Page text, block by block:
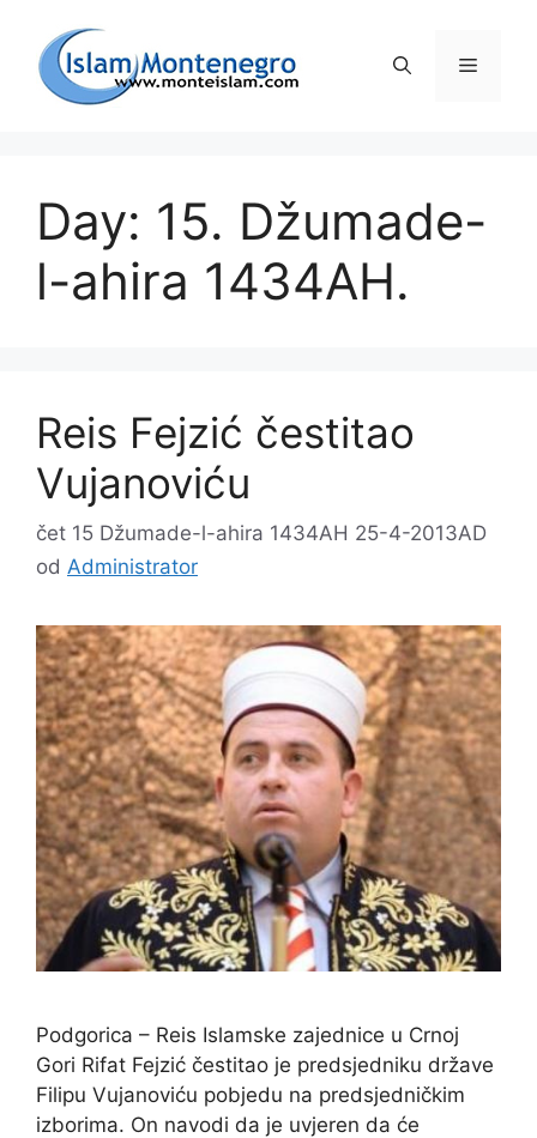
sadržaj
Day: 15. Džumade-
l-ahira 1434AH.
Reis Fejzić čestitao
Vujanoviću
čet 15 Džumade-l-ahira 1434AH 25-4-2013AD
od Administrator
Podgorica – Reis Islamske zajednice u Crnoj
Gori Rifat Fejzić čestitao je predsjedniku države
Filipu Vujanoviću pobjedu na predsjedničkim
izborima. On navodi da je uvjeren da će